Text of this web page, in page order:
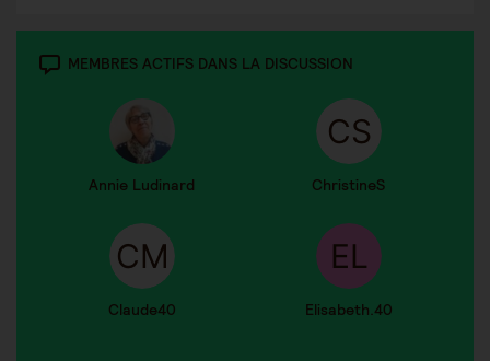
MEMBRES ACTIFS DANS LA DISCUSSION
Annie Ludinard ChristineS
Claude40 Elisabeth.40